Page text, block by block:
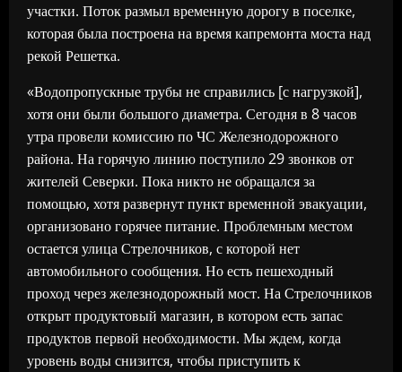
участки. Поток размыл временную дорогу в поселке,
которая была построена на время капремонта моста над
рекой Решетка.
«Водопропускные трубы не справились [с нагрузкой],
хотя они были большого диаметра. Сегодня в 8 часов
утра провели комиссию по ЧС Железнодорожного
района. На горячую линию поступило 29 звонков от
жителей Северки. Пока никто не обращался за
помощью, хотя развернут пункт временной эвакуации,
организовано горячее питание. Проблемным местом
остается улица Стрелочников, с которой нет
автомобильного сообщения. Но есть пешеходный
проход через железнодорожный мост. На Стрелочников
открыт продуктовый магазин, в котором есть запас
продуктов первой необходимости. Мы ждем, когда
уровень воды снизится, чтобы приступить к